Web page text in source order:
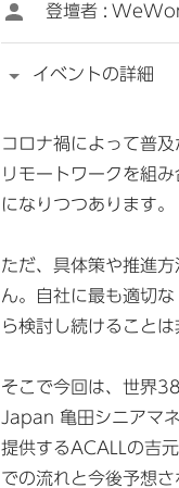
登壇者 :
イベントの詳細
コロナ禍によって普
リモートワークを組
になりつつあります。
ただ、具体策や推進
ん。自社に最も適切
ら検討し続けること
そこで今回は、世界
Japan 亀田シニアマ
提供するACALLの吉
での流れと今後予想